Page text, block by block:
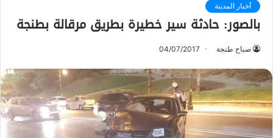
أخبار المدينة
بالصور: حادثة سير خطيرة بطريق مرقالة بطنجة
صباح طنجة 04/07/2017